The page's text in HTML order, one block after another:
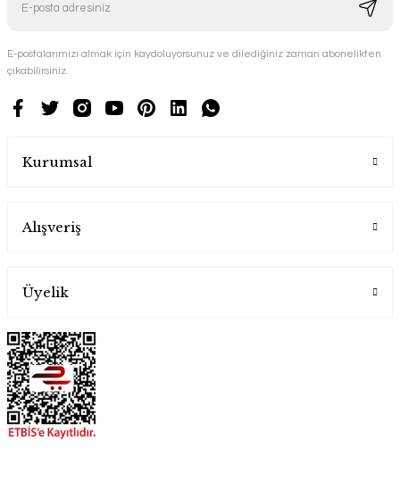
E-postalarımızı almak için kaydoluyorsunuz ve dilediğiniz zaman abonelikten
çıkabilirsiniz.
Kurumsal
Alışveriş
Üyelik